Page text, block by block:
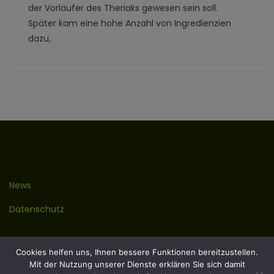
der Vorläufer des Theriaks gewesen sein soll.
Später kam eine hohe Anzahl von Ingredienzien
dazu,
News
Datenschutz
Kontakt
Cookies helfen uns, Ihnen bessere Funktionen bereitzustellen.
Mit der Nutzung unserer Dienste erklären Sie sich damit